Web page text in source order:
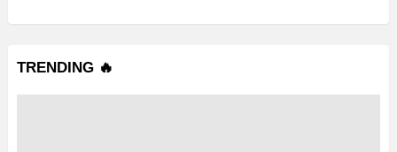
TRENDING 🔥